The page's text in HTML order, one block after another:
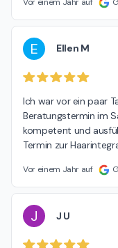
E Ellen M
Ich war vor ein paar
Beratungstermin im
kompetent und
Termin zur
Vor einem Jahr auf
J J U